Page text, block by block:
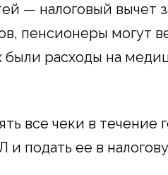
— налоговый вычет
пенсионеры могут
расходы на
все чеки в течение
подать ее в